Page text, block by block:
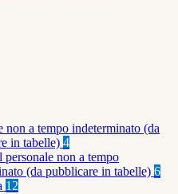
non a tempo indeterminato (da
in tabelle) 4
personale non a tempo
(da pubblicare in tabelle) 6
12